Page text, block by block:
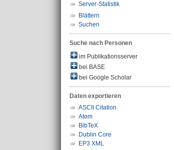
Server-Statistik
Blättern
Suchen
Suche nach Personen
im Publikationsserver
bei BASE
bei Google Scholar
Daten exportieren
ASCII Citation
Atom
BibTeX
Dublin Core
EP3 XML